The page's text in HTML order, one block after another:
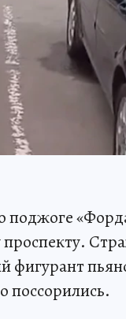
поджоге
фигурант
поссорились.